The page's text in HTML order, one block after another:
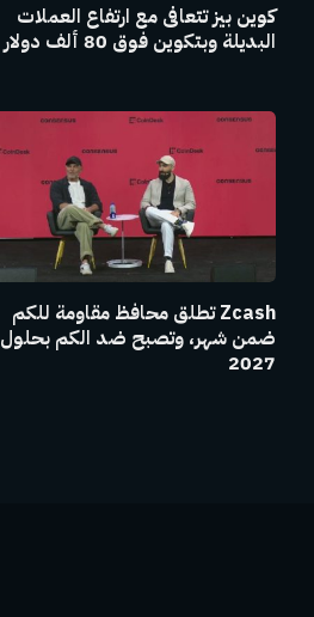
كوين بيز تتعافى مع ارتفاع العملات
البديلة وبتكوين فوق 80 ألف دولار
Zcash تطلق محافظ مقاومة للكم
ضمن شهر، وتصبح ضد الكم بحلول
2027